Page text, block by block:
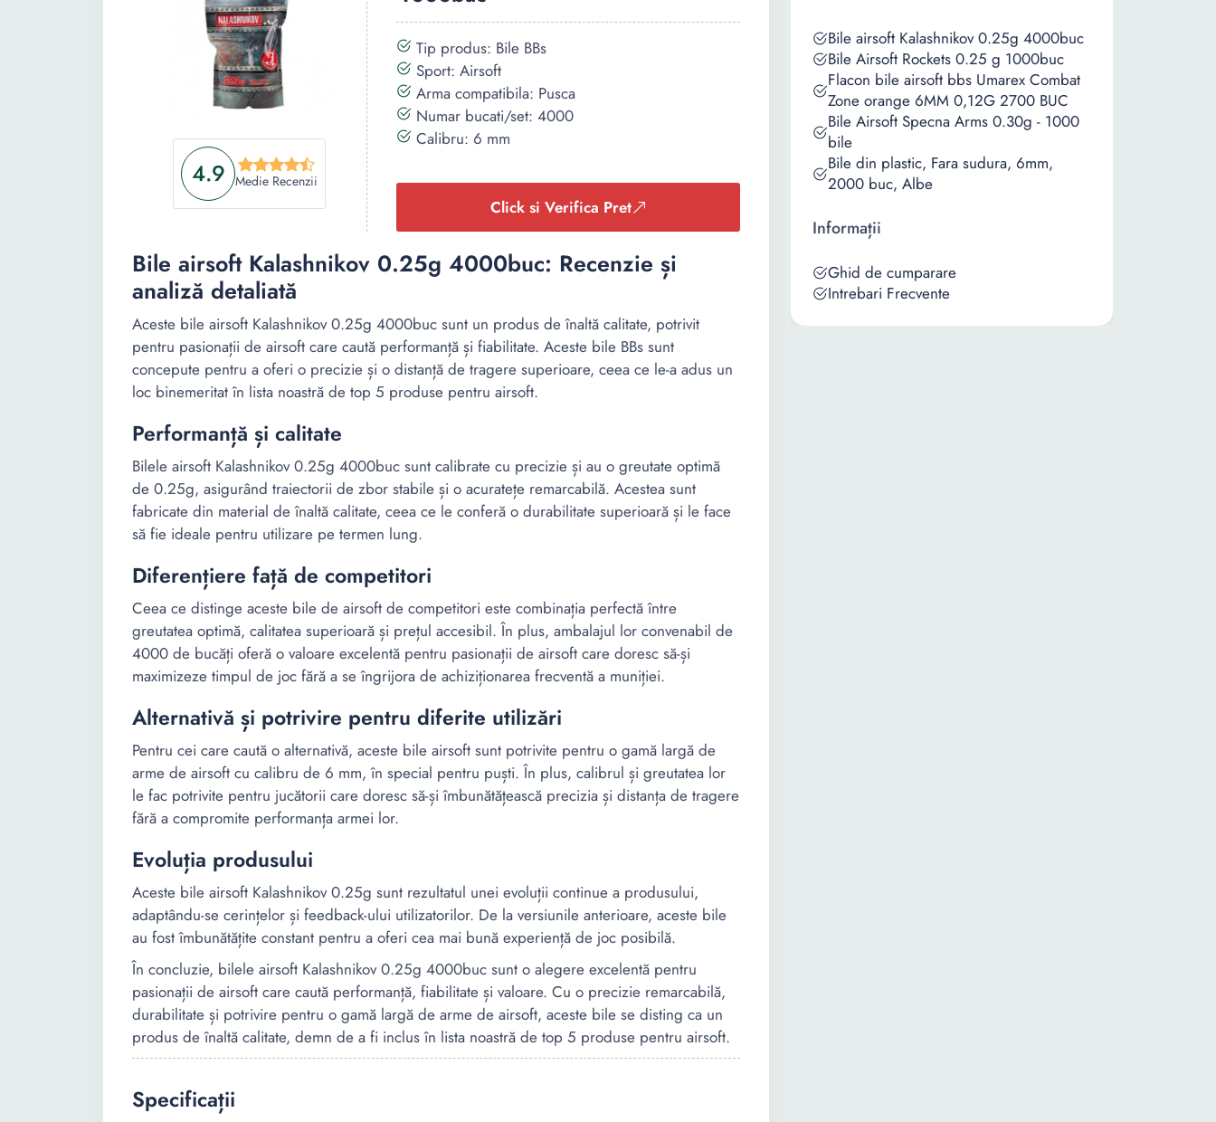
4.9 Medie Recenzii
Tip produs: Bile BBs
Sport: Airsoft
Arma compatibila: Pusca
Numar bucati/set: 4000
Calibru: 6 mm
Click si Verifica Pret
Bile airsoft Kalashnikov 0.25g 4000buc: Recenzie și
analiză detaliată
Aceste bile airsoft Kalashnikov 0.25g 4000buc sunt un produs de înaltă calitate, potrivit
pentru pasionații de airsoft care caută performanță și fiabilitate. Aceste bile BBs sunt
concepute pentru a oferi o precizie și o distanță de tragere superioare, ceea ce le-a adus un
loc binemeritat în lista noastră de top 5 produse pentru airsoft.
Performanță și calitate
Bilele airsoft Kalashnikov 0.25g 4000buc sunt calibrate cu precizie și au o greutate optimă
de 0.25g, asigurând traiectorii de zbor stabile și o acuratețe remarcabilă. Acestea sunt
fabricate din material de înaltă calitate, ceea ce le conferă o durabilitate superioară și le face
să fie ideale pentru utilizare pe termen lung.
Diferențiere față de competitori
Ceea ce distinge aceste bile de airsoft de competitori este combinația perfectă între
greutatea optimă, calitatea superioară și prețul accesibil. În plus, ambalajul lor convenabil de
4000 de bucăți oferă o valoare excelentă pentru pasionații de airsoft care doresc să-și
maximizeze timpul de joc fără a se îngrijora de achiziționarea frecventă a muniției.
Alternativă și potrivire pentru diferite utilizări
Pentru cei care caută o alternativă, aceste bile airsoft sunt potrivite pentru o gamă largă de
arme de airsoft cu calibru de 6 mm, în special pentru puști. În plus, calibrul și greutatea lor
le fac potrivite pentru jucătorii care doresc să-și îmbunătățească precizia și distanța de tragere
fără a compromite performanța armei lor.
Evoluția produsului
Aceste bile airsoft Kalashnikov 0.25g sunt rezultatul unei evoluții continue a produsului,
adaptându-se cerințelor și feedback-ului utilizatorilor. De la versiunile anterioare, aceste bile
au fost îmbunătățite constant pentru a oferi cea mai bună experiență de joc posibilă.
În concluzie, bilele airsoft Kalashnikov 0.25g 4000buc sunt o alegere excelentă pentru
pasionații de airsoft care caută performanță, fiabilitate și valoare. Cu o precizie remarcabilă,
durabilitate și potrivire pentru o gamă largă de arme de airsoft, aceste bile se disting ca un
produs de înaltă calitate, demn de a fi inclus în lista noastră de top 5 produse pentru airsoft.
Specificații
Bile airsoft Kalashnikov 0.25g 4000buc
Bile Airsoft Rockets 0.25 g 1000buc
Flacon bile airsoft bbs Umarex Combat
Zone orange 6MM 0,12G 2700 BUC
Bile Airsoft Specna Arms 0.30g - 1000
bile
Bile din plastic, Fara sudura, 6mm,
2000 buc, Albe
Informații
Ghid de cumparare
Intrebari Frecvente